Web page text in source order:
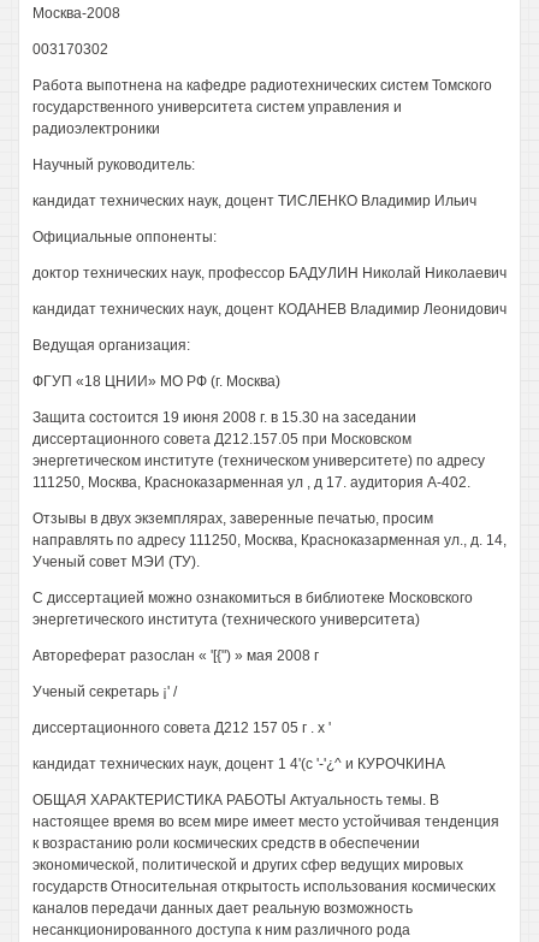
Москва-2008
003170302
Работа выпотнена на кафедре радиотехнических систем Томского
государственного университета систем управления и
радиоэлектроники
Научный руководитель:
кандидат технических наук, доцент ТИСЛЕНКО Владимир Ильич
Официальные оппоненты:
доктор технических наук, профессор БАДУЛИН Николай Николаевич
кандидат технических наук, доцент КОДАНЕВ Владимир Леонидович
Ведущая организация:
ФГУП «18 ЦНИИ» МО РФ (г. Москва)
Защита состоится 19 июня 2008 г. в 15.30 на заседании
диссертационного совета Д212.157.05 при Московском
энергетическом институте (техническом университете) по адресу
111250, Москва, Красноказарменная ул , д 17. аудитория А-402.
Отзывы в двух экземплярах, заверенные печатью, просим
направлять по адресу 111250, Москва, Красноказарменная ул., д. 14,
Ученый совет МЭИ (ТУ).
С диссертацией можно ознакомиться в библиотеке Московского
энергетического института (технического университета)
Автореферат разослан « '[{") » мая 2008 г
Ученый секретарь ¡' /
диссертационного совета Д212 157 05 г . х '
кандидат технических наук, доцент 1 4'(с '-'¿^ и КУРОЧКИНА
ОБЩАЯ ХАРАКТЕРИСТИКА РАБОТЫ Актуальность темы. В
настоящее время во всем мире имеет место устойчивая тенденция
к возрастанию роли космических средств в обеспечении
экономической, политической и других сфер ведущих мировых
государств Относительная открытость использования космических
каналов передачи данных дает реальную возможность
несанкционированного доступа к ним различного рода